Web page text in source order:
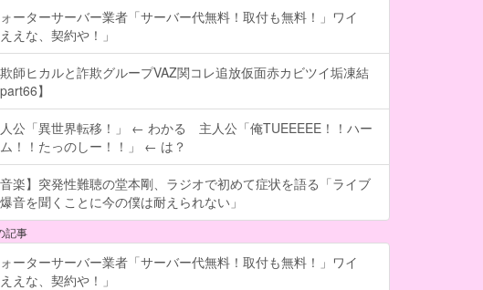
ーターサーバー業者「サーバー代無料！取付も無料！」ワイ
ええな、契約や！」
師ヒカルと詐欺グループVAZ関コレ追放仮面赤カビツイ垢凍結
part66】
公「異世界転移！」 ← わかる 主人公「俺TUEEEEE！！ハー
！！たっのしー！！」 ← は？
音楽】突発性難聴の堂本剛、ラジオで初めて症状を語る「ライブ
音を聞くことに今の僕は耐えられない」
記事
ーターサーバー業者「サーバー代無料！取付も無料！」ワイ
ええな、契約や！」